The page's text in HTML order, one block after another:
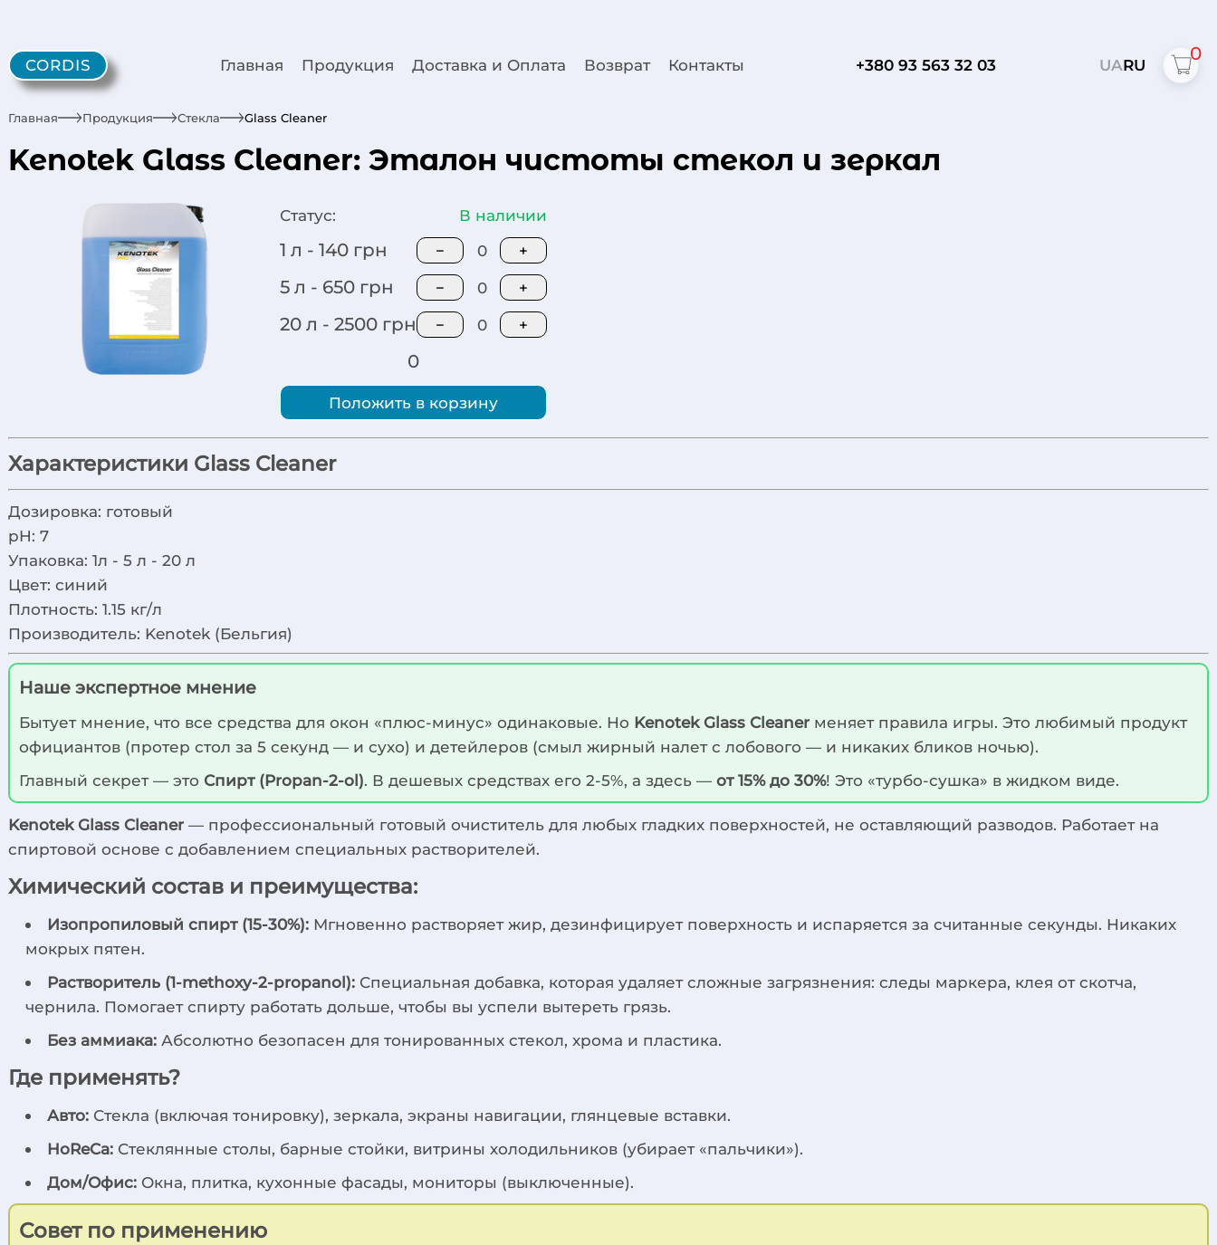
CORDIS Главная Продукция Доставка и Оплата Возврат Контакты +380 93 563 32 03 UARU
0
Главная Продукция Стекла Glass Cleaner
Kenotek Glass Cleaner: Эталон чистоты стекол и зеркал
Статус: В наличии
1 л -140 грн − 0 +
5 л - 650 грн − 0 +
20 л -2500 грн − 0 +
0
Положить в корзину
Характеристики Glass Cleaner
Дозировка: готовый
pH:7
Упаковка:1л - 5 л - 20 л
Цвет:синий
Плотность:1.15 кг/л
Производитель: Kenotek (Бельгия)
Наше экспертное мнение
Бытует мнение, что все средства для окон «плюс-минус» одинаковые. Но Kenotek Glass Cleaner меняет правила игры. Это любимый продукт
официантов (протер стол за 5 секунд — и сухо) и детейлеров (смыл жирный налет с лобового — и никаких бликов ночью).
Главный секрет — это Спирт (Propan-2-ol). В дешевых средствах его 2-5%, а здесь —от 15% до 30%! Это «турбо-сушка» в жидком виде.
Kenotek Glass Cleaner — профессиональный готовый очиститель для любых гладких поверхностей, не оставляющий разводов. Работает на
спиртовой основе с добавлением специальных растворителей.
Химический состав и преимущества:
Изопропиловый спирт (15-30%): Мгновенно растворяет жир, дезинфицирует поверхность и испаряется за считанные секунды. Никаких
мокрых пятен.
Растворитель (1-methoxy-2-propanol): Специальная добавка, которая удаляет сложные загрязнения: следы маркера, клея от скотча,
чернила. Помогает спирту работать дольше, чтобы вы успели вытереть грязь.
Без аммиака: Абсолютно безопасен для тонированных стекол, хрома и пластика.
Где применять?
Авто: Стекла (включая тонировку), зеркала, экраны навигации, глянцевые вставки.
HoReCa: Стеклянные столы, барные стойки, витрины холодильников (убирает «пальчики»).
Дом/Офис: Окна, плитка, кухонные фасады, мониторы (выключенные).
Совет по применению